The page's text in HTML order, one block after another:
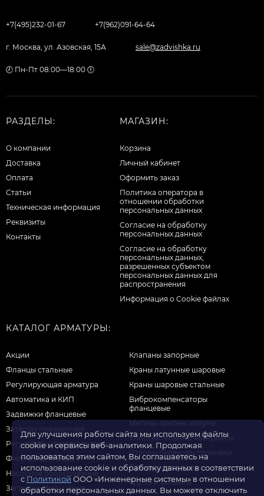
+7(495)232-01-67 +7(962)091-64-64
г. Москва, ул. Азовская, 15А sale@zadvishka.ru
🕗 Пн-Пт 08:00—18:00 🕕
РАЗДЕЛЫ:
О компании
Доставка
Оплата
Статьи
Техническая информация
Реквизиты
Контакты
МАГАЗИН:
Корзина
Личный кабинет
Оформить заказ
Политика оператора в
отношении обработки
персональных данных
Согласие на обработку
персональных данных
Cогласие на обработку
персональных данных,
разрешенных субъектом
персональных данных для
распространения
Информация о Cookie файлах
КАТАЛОГ АРМАТУРЫ:
Акции
Фланцы стальные
Регулирующая арматура
Автоматика и КИП
Задвижки фланцевые
Затворы поворотные
Регуляторы давления воды
Фильтры для воды
Насосное оборудование
Заглушки фланцевые
Клапаны запорные
Краны латунные шаровые
Краны шаровые стальные
Виброкомпенсаторы
фланцевые
Метизы крепеж хомуты
Уплотнительные материалы
Отводы переходы тройники
Прочая продукция
Трубы и фитинги
Для улучшения работы сайта мы используем файлы
cookie и сервисы веб-аналитики. Продолжая
пользоваться этим сайтом, Вы соглашаетесь на
использование cookie и обработку данных в соответствии
с Политикой ООО «Инженерные системы» в отношении
обработки персональных данных. Вы можете отключить